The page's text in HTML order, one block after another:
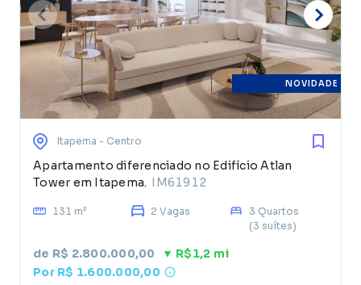
NOVIDADE
Itapema - Centro
Apartamento diferenciado no Edifício Atlan
Tower em Itapema. IM61912
131 m² 2 Vagas
3 Quartos
(3 suítes)
de R$ 2.800.000,00
▼ R$1,2 mi
Por R$ 1.600.000,00